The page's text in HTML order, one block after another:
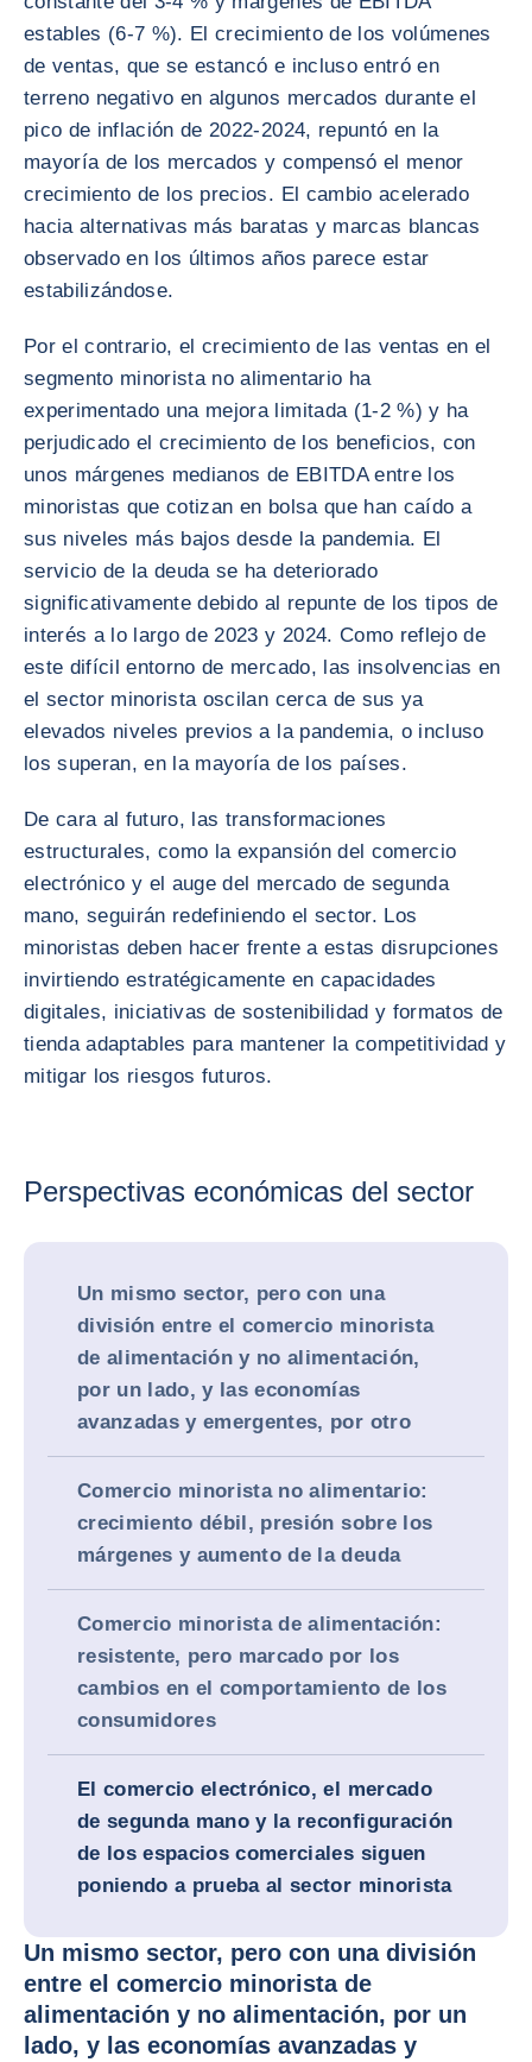
estables (6-7 %). El crecimiento de los volúmenes
de ventas, que se estancó e incluso entró en
terreno negativo en algunos mercados durante el
pico de inflación de 2022-2024, repuntó en la
mayoría de los mercados y compensó el menor
crecimiento de los precios. El cambio acelerado
hacia alternativas más baratas y marcas blancas
observado en los últimos años parece estar
estabilizándose.
Por el contrario, el crecimiento de las ventas en el
segmento minorista no alimentario ha
experimentado una mejora limitada (1-2 %) y ha
perjudicado el crecimiento de los beneficios, con
unos márgenes medianos de EBITDA entre los
minoristas que cotizan en bolsa que han caído a
sus niveles más bajos desde la pandemia. El
servicio de la deuda se ha deteriorado
significativamente debido al repunte de los tipos de
interés a lo largo de 2023 y 2024. Como reflejo de
este difícil entorno de mercado, las insolvencias en
el sector minorista oscilan cerca de sus ya
elevados niveles previos a la pandemia, o incluso
los superan, en la mayoría de los países.
De cara al futuro, las transformaciones
estructurales, como la expansión del comercio
electrónico y el auge del mercado de segunda
mano, seguirán redefiniendo el sector. Los
minoristas deben hacer frente a estas disrupciones
invirtiendo estratégicamente en capacidades
digitales, iniciativas de sostenibilidad y formatos de
tienda adaptables para mantener la competitividad y
mitigar los riesgos futuros.
Perspectivas económicas del sector
Un mismo sector, pero con una
división entre el comercio minorista
de alimentación y no alimentación,
por un lado, y las economías
avanzadas y emergentes, por otro
Comercio minorista no alimentario:
crecimiento débil, presión sobre los
márgenes y aumento de la deuda
Comercio minorista de alimentación:
resistente, pero marcado por los
cambios en el comportamiento de los
consumidores
El comercio electrónico, el mercado
de segunda mano y la reconfiguración
de los espacios comerciales siguen
poniendo a prueba al sector minorista
Un mismo sector, pero con una división
entre el comercio minorista de
alimentación y no alimentación, por un
lado, y las economías avanzadas y